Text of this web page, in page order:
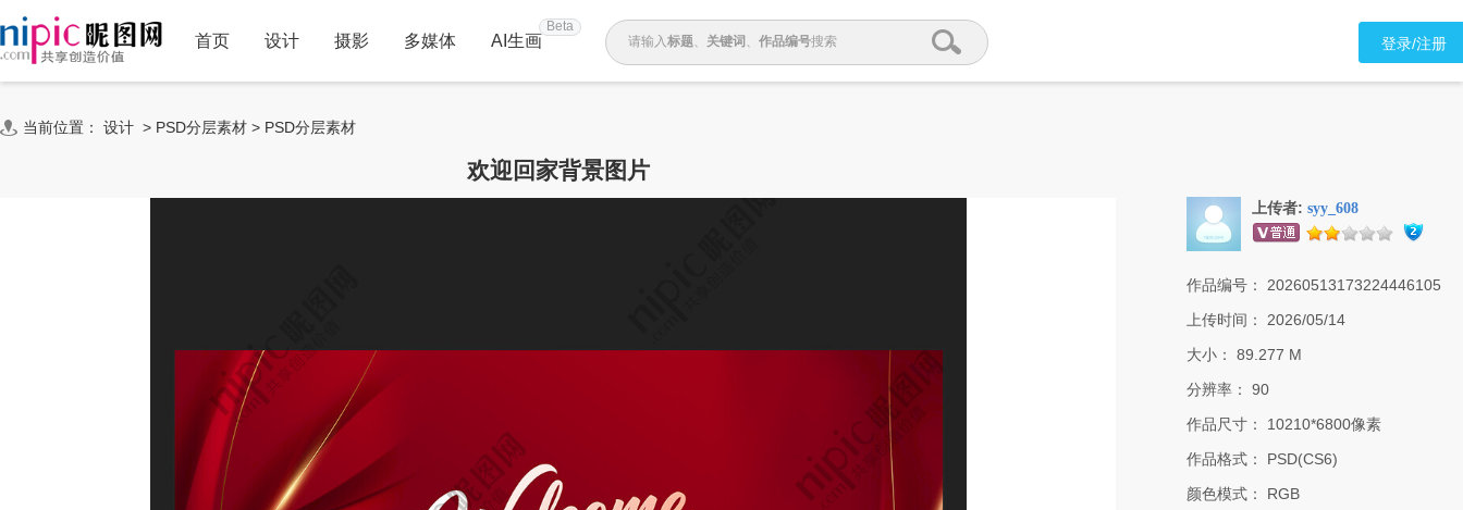
首页 设计 摄影 多媒体 AI生画
Beta
请输入标题、 关键词 、 作品编号搜索 登录/注册
当前位置： 设计 > PSD分层素材 > PSD分层素材
欢迎回家背景图片
上传者: syy_608
作品编号：
20260513173224446105
上传时间：
2026/05/14
大小：
89.277 M
分辨率：
90
作品尺寸：
10210*6800像素
作品格式：
PSD(CS6)
颜色模式：
RGB